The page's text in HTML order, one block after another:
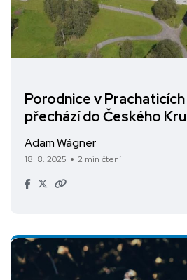
Porodnice v
přechází do Českého
Adam Wágner
18. 8. 2025 2 min čtení